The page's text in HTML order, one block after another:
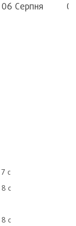
06 Серпня
с
с
с